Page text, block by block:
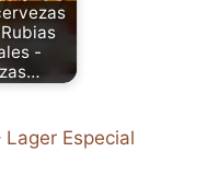
-
Lager Especial